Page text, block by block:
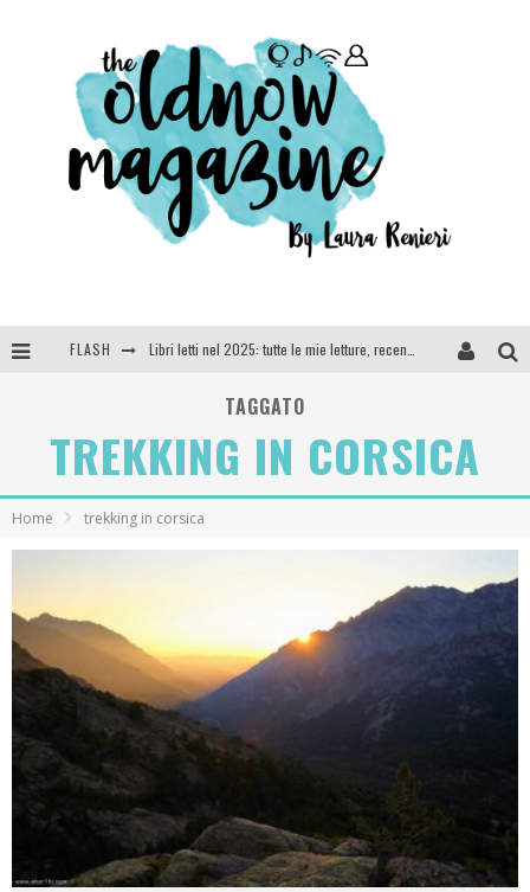
FLASH
SEE YOU AT 5 | Chanel
Anya Taylor-Joy, Jisoo e Willow Smith protagoniste della nuova campagna Dior Addict
TAGGATO
TREKKING IN CORSICA
Home trekking in corsica